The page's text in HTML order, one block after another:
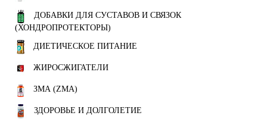
ДОБАВКИ ДЛЯ СУСТАВОВ И СВЯЗОК
(ХОНДРОПРОТЕКТОРЫ)
ДИЕТИЧЕСКОЕ ПИТАНИЕ
ЖИРОСЖИГАТЕЛИ
ЗМА (ZMA)
ЗДОРОВЬЕ И ДОЛГОЛЕТИЕ